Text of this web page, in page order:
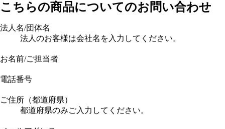
こちらの商品についてのお問い合わせ
法人名/団体名
法人のお客様は会社名を入力してください。
お名前/ご担当者
電話番号
ご住所（都道府県）
都道府県のみご入力してください。